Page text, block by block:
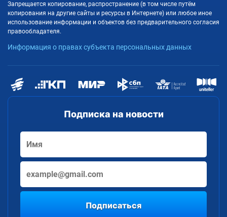
Подписка на новости
Подписаться
Запрещается копирование, распространение (в том числе путём
копирования на другие сайты и ресурсы в Интернете) или любое иное
использование информации и объектов без предварительного согласия
правообладателя.
Информация о правах субъекта персональных данных